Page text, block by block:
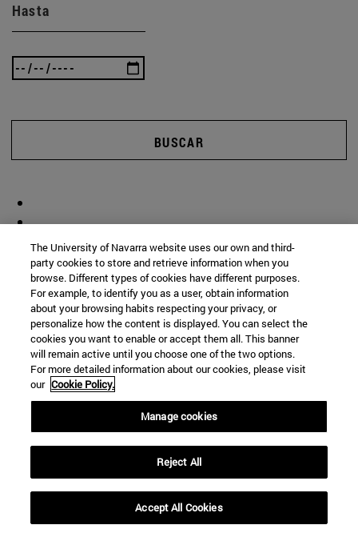
Hasta
BUSCAR
Accesos directos
The University of Navarra website uses our own and third-
party cookies to store and retrieve information when you
browse. Different types of cookies have different purposes.
For example, to identify you as a user, obtain information
about your browsing habits respecting your privacy, or
personalize how the content is displayed. You can select the
cookies you want to enable or accept them all. This banner
will remain active until you choose one of the two options.
For more detailed information about our cookies, please visit
our Cookie Policy.
Manage cookies
Reject All
Accept All Cookies